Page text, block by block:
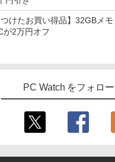
つけたお買い得品】32GBメ
が2万円オフ
PC Watch をフォロ